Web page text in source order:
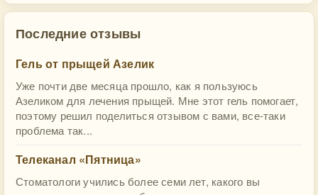
Последние отзывы
Гель от прыщей Азелик
Уже почти две месяца прошло, как я пользуюсь
Азеликом для лечения прыщей. Мне этот гель помогает,
поэтому решил поделиться отзывом с вами, все-таки
проблема так...
Телеканал «Пятница»
Стоматологи учились более семи лет, какого вы